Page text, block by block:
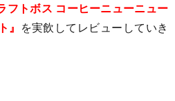
フトボス コーヒーニューニュー
』
を実飲してレビューしていき